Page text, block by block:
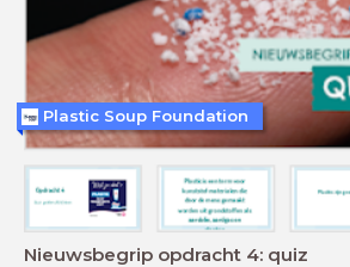
Nieuwsbegrip opdracht 4: quiz
Plastic Soup Foundation